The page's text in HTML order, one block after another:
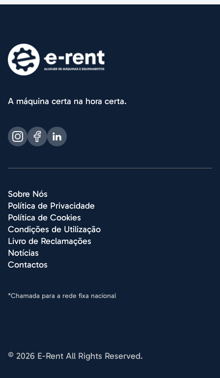
A máquina certa na hora certa.
Sobre Nós
Política de Privacidade
Política de Cookies
Condições de Utilização
Livro de Reclamações
Notícias
Contactos
*Chamada para a rede fixa nacional
© 2026 E-Rent All Rights Reserved.